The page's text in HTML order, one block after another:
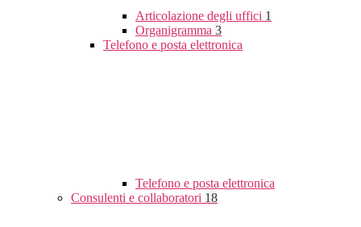
Articolazione degli uffici 1
Organigramma 3
Telefono e posta elettronica
Telefono e posta elettronica
Consulenti e collaboratori 18